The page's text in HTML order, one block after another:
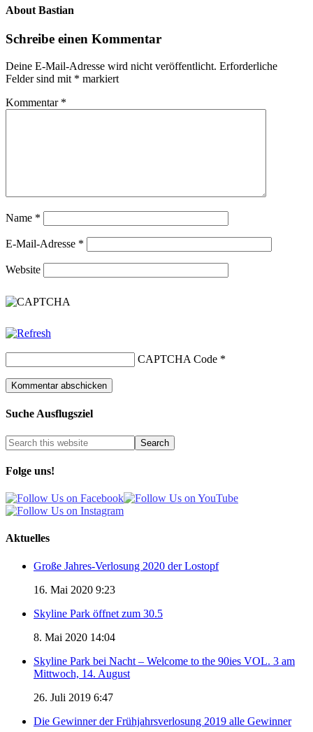
About Bastian
Schreibe einen Kommentar
Deine E-Mail-Adresse wird nicht veröffentlicht. Erforderliche
Felder sind mit * markiert
Kommentar *
Name *
E-Mail-Adresse *
Website
CAPTCHA Code *
Suche Ausflugsziel
Folge uns!
Aktuelles
Große Jahres-Verlosung 2020 der Lostopf
16. Mai 2020 9:23
Skyline Park öffnet zum 30.5
8. Mai 2020 14:04
Skyline Park bei Nacht – Welcome to the 90ies VOL. 3 am
Mittwoch, 14. August
26. Juli 2019 6:47
Die Gewinner der Frühjahrsverlosung 2019 alle Gewinner